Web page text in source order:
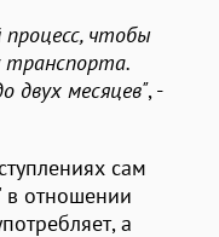
чтобы
транспорта.
двух месяцев", -
сам
в отношении
а